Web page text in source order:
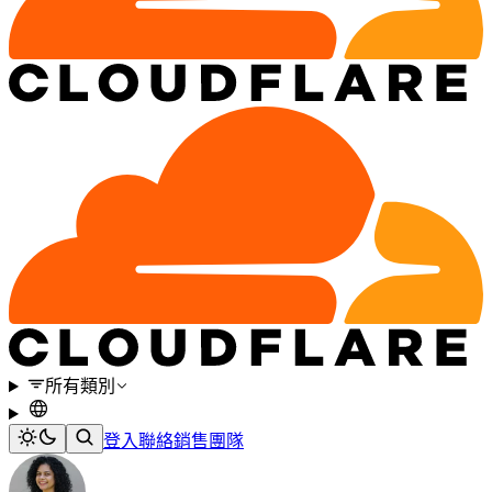
所有類別
登入聯絡銷售團隊